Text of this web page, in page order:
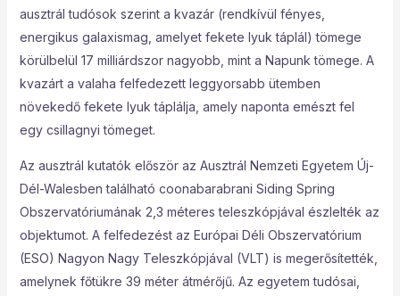
ausztrál tudósok szerint a kvazár (rendkívül fényes,
energikus galaxismag, amelyet fekete lyuk táplál) tömege
körülbelül 17 milliárdszor nagyobb, mint a Napunk tömege. A
kvazárt a valaha felfedezett leggyorsabb ütemben
növekedő fekete lyuk táplálja, amely naponta emészt fel
egy csillagnyi tömeget.
Az ausztrál kutatók először az Ausztrál Nemzeti Egyetem Új-
Dél-Walesben található coonabarabrani Siding Spring
Obszervatóriumának 2,3 méteres teleszkópjával észlelték az
objektumot. A felfedezést az Európai Déli Obszervatórium
(ESO) Nagyon Nagy Teleszkópjával (VLT) is megerősítették,
amelynek főtükre 39 méter átmérőjű. Az egyetem tudósai,